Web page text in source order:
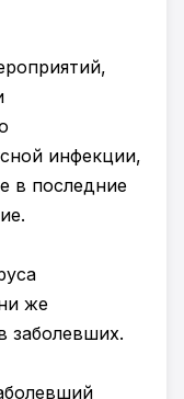
инфекции,
в последние
же
заболевших.